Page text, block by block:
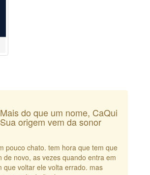
do que um nome, CaQui
origem vem da sonor
pouco chato. tem hora que tem que
de novo, as vezes quando entra em
que voltar ele volta errado. mas